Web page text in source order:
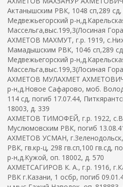
Актанышским РВК, 1048 сп,289 сд,
Медвежьегорский р-
Массельга,выс.199,3(Лосиная
АХМЕТОВ МАХМУТ, г.р. 1919,
Мамадышским РВК, 1046 сп,289
Медвежьегорский р-
Массельга,выс.199,3(Лосиная
АХМЕТОВ МУЛАХМЕТ АХМЕТОВИЧ,
р-н,д.Новое Сафарово, моб.
114 сд, погиб 17.07.44,
18003, д. 339
АХМЕТОВ ТИМОФЕЙ, г.р. 1922,
Муслюмовским РВК, погиб
АХМЕТОВ УСМАН,
РВК, гв.кр-ц, 298 гв.сп,100 гв.сд,
р-н,д.Кужой, оп. 18002, д. 570
АХМЕТСАГИРОВ К. А., г.р. 1916,
РВК г.Казани, 1 осбр, погиб